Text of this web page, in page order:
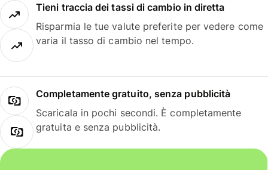
Tieni traccia dei tassi di cambio in diretta
Risparmia le tue valute preferite per vedere come
varia il tasso di cambio nel tempo.
Completamente gratuito, senza pubblicità
Scaricala in pochi secondi. È completamente
gratuita e senza pubblicità.